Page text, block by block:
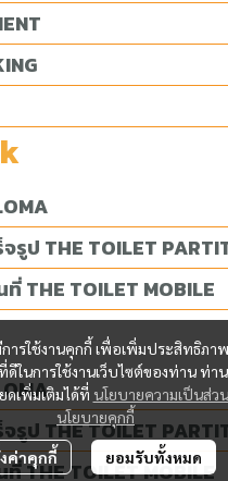
ารใช้งานคุกกี้ เพื่อเพิ่มประสิทธิภา
ในการใช้งานเว็บไซต์ของท่าน ท่า
ดเพิ่มเติมได้ที่ นโยบายความเป็นส่ว
นโยบายคุกกี้
ค่าคุกกี้ ยอมรับทั้งหมด
รูป THE TOILET
THE TOILET MOBILE
รูป THE TOILET
THE TOILET MOBILE